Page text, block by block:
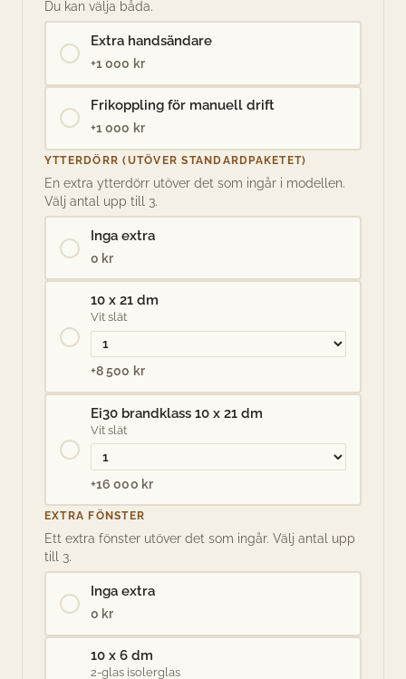
Du kan välja båda.
Extra handsändare
+1 000 kr
Frikoppling för manuell drift
+1 000 kr
YTTERDÖRR (UTÖVER STANDARDPAKETET)
En extra ytterdörr utöver det som ingår i modellen.
Välj antal upp till 3.
Inga extra
0 kr
10 x 21 dm
Vit slät
+8 500 kr
Ei30 brandklass 10 x 21 dm
Vit slät
+16 000 kr
EXTRA FÖNSTER
Ett extra fönster utöver det som ingår. Välj antal upp
till 3.
Inga extra
0 kr
10 x 6 dm
2-glas isolerglas